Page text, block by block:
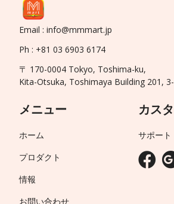
Email : info@mmmart.jp
Ph : +81 03 6903 6174
〒 170-0004 Tokyo, Toshima-ku,
Kita-Otsuka, Toshimaya Building 201,
メニュー
ホーム
プロダクト
情報
お問い合わせ
カス
サポート